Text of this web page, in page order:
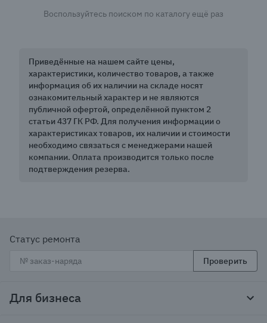
Воспользуйтесь поиском по каталогу ещё раз
Приведённые на нашем сайте цены,
характеристики, количество товаров, а также
информация об их наличии на складе носят
ознакомительный характер и не являются
публичной офертой, определённой пунктом 2
статьи 437 ГК РФ. Для получения информации о
характеристиках товаров, их наличии и стоимости
необходимо связаться с менеджерами нашей
компании. Оплата производится только после
подтверждения резерва.
Статус ремонта
Проверить
Для бизнеса